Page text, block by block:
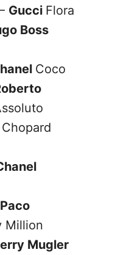
Gucci Flora
Boss
Coco
Paco
Million
Mugler